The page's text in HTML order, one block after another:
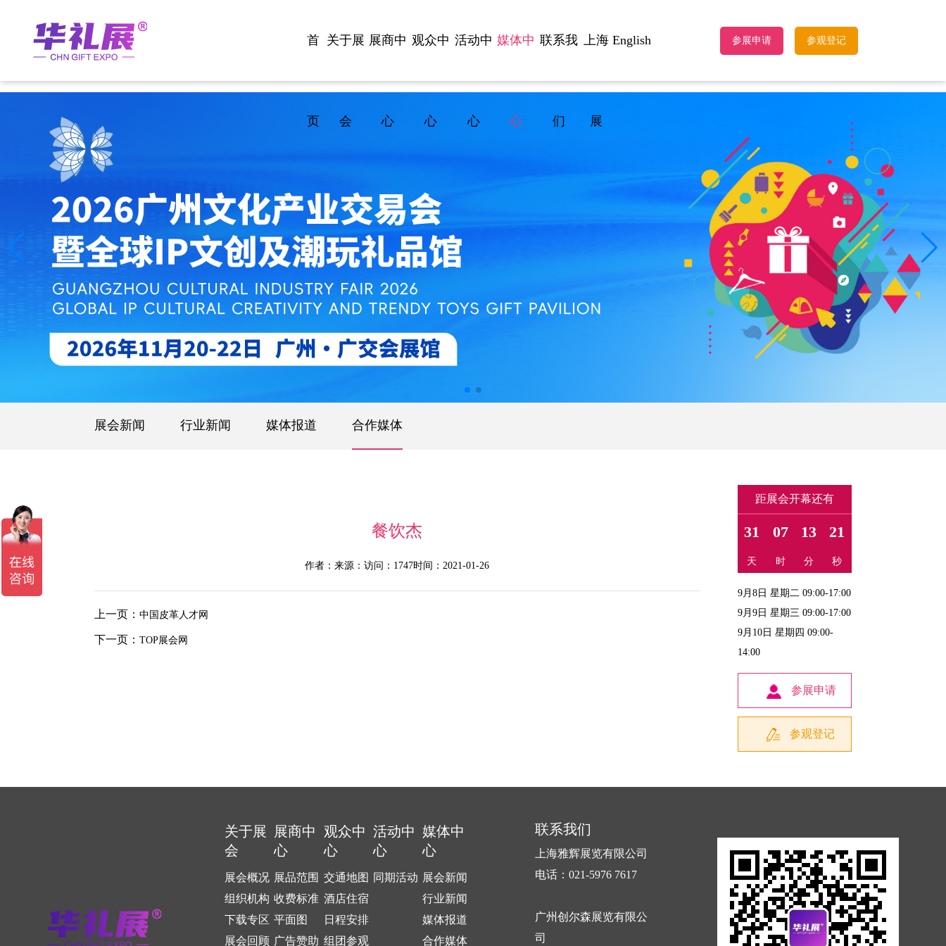
首
页
关于展
会
展商中
心
观众中
心
活动中
心
媒体中
心
联系我
们
上海
展
English 参展申请 参观登记
展会新闻 行业新闻 媒体报道 合作媒体
餐饮杰
作者：来源：访问：1747时间：2021-01-26
上一页：中国皮革人才网
下一页：TOP展会网
距展会开幕还有
31 07 13 21
天 时 分 秒
9月8日 星期二 09:00-17:00
9月9日 星期三 09:00-17:00
9月10日 星期四 09:00-
14:00
参展申请
参观登记
关于展
会
展会概况
组织机构
下载专区
展会回顾
展商中
心
展品范围
收费标准
平面图
广告赞助
观众中
心
交通地图
酒店住宿
日程安排
组团参观
活动中
心
同期活动
媒体中
心
展会新闻
行业新闻
媒体报道
合作媒体
联系我们
上海雅辉展览有限公司
电话：021-5976 7617
广州创尔森展览有限公
司